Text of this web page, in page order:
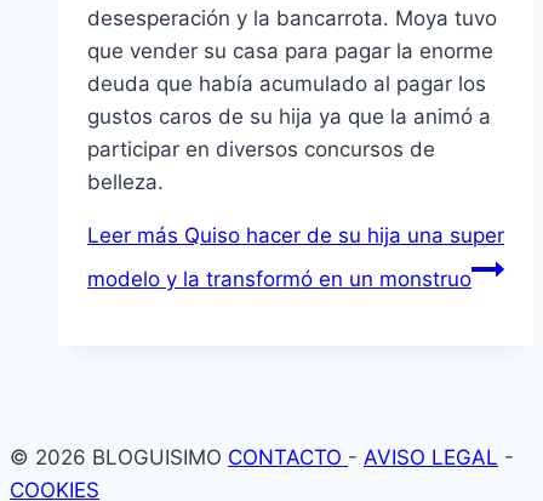
desesperación y la bancarrota. Moya tuvo
que vender su casa para pagar la enorme
deuda que habí­a acumulado al pagar los
gustos caros de su hija ya que la animó a
participar en diversos concursos de
belleza.
Leer más Quiso hacer de su hija una super
modelo y la transformó en un monstruo
© 2026 BLOGUISIMO CONTACTO - AVISO LEGAL -
COOKIES